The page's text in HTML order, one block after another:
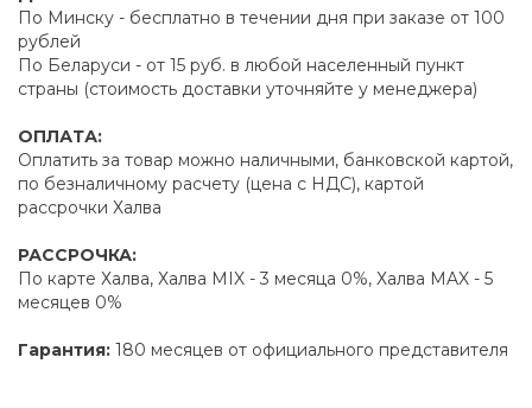
По Минску - бесплатно в течении дня при заказе от 100
рублей
По Беларуси - от 15 руб. в любой населенный пункт
страны (стоимость доставки уточняйте у менеджера)
ОПЛАТА:
Оплатить за товар можно наличными, банковской картой,
по безналичному расчету (цена с НДС), картой
рассрочки Халва
РАССРОЧКА:
По карте Халва, Халва MIX - 3 месяца 0%, Халва MAX - 5
месяцев 0%
Гарантия: 180 месяцев от официального представителя